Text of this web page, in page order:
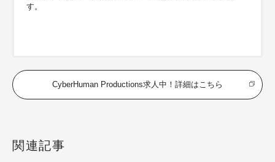
す。
CyberHuman Productions求人中！詳細はこちら
関連記事